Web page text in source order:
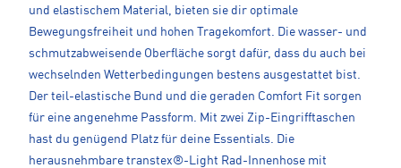
und elastischem Material, bieten sie dir optimale
Bewegungsfreiheit und hohen Tragekomfort. Die wasser- und
schmutzabweisende Oberfläche sorgt dafür, dass du auch bei
wechselnden Wetterbedingungen bestens ausgestattet bist.
Der teil-elastische Bund und die geraden Comfort Fit sorgen
für eine angenehme Passform. Mit zwei Zip-Eingrifftaschen
hast du genügend Platz für deine Essentials. Die
herausnehmbare transtex®-Light Rad-Innenhose mit